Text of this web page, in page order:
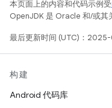
本页面上的内容和代码示例受
OpenJDK 是 Oracle 和/或其
最后更新时间 (UTC)：2025-
构建
Android 代码库